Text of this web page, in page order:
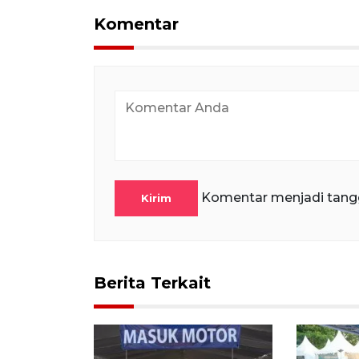
Komentar
Kirim Komentar menjadi
Berita Terkait